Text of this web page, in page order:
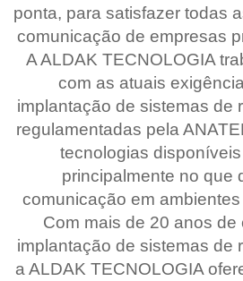
ponta, para satisfazer todas
comunicação de empresas
A ALDAK TECNOLOGIA
com as atuais
implantação de sistemas de
regulamentadas pela
tecnologias
principalmente no que
comunicação em
Com mais de 20 anos de
implantação de sistemas de
a ALDAK TECNOLOGIA